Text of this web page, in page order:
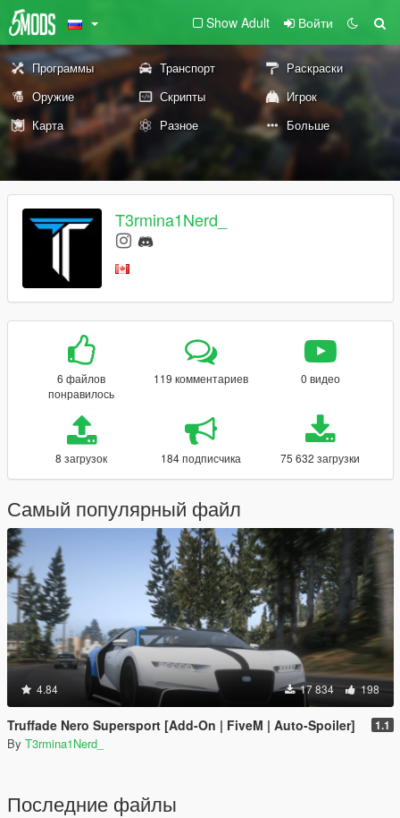
Show Adult Войти
Программы Транспорт
Раскраски
Оружие
Скрипты
Игрок
Карта
Разное Больше
T3rmina1Nerd_
6 файлов
понравилось
119 комментариев 0 видео
8 загрузок 184 подписчика 75 632 загрузки
Самый популярный файл
4.84 17 834 198
Truffade Nero Supersport [Add-On | FiveM | Auto-Spoiler] 1.1
By T3rmina1Nerd_
Последние файлы